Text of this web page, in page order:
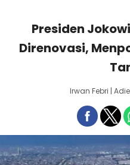
Presiden
Direnovasi,
Irwan Febri |